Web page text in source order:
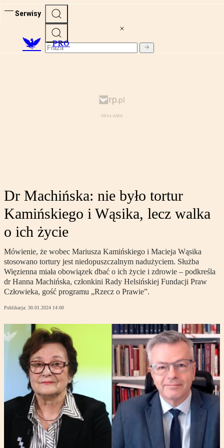
Serwisy
PRO
Dr Machińska: nie było tortur
Kamińskiego i Wąsika, lecz walka
o ich życie
Mówienie, że wobec Mariusza Kamińskiego i Macieja Wąsika
stosowano tortury jest niedopuszczalnym nadużyciem. Służba
Więzienna miała obowiązek dbać o ich życie i zdrowie – podkreśla
dr Hanna Machińska, członkini Rady Helsińskiej Fundacji Praw
Człowieka, gość programu „Rzecz o Prawie”.
Publikacja: 30.01.2024 14:00